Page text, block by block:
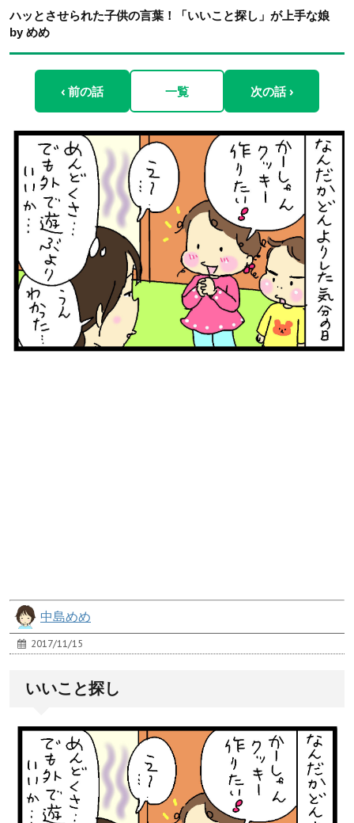
ハッとさせられた子供の言葉！「いいこと探し」が上手な娘
by めめ
‹ 前の話 一覧 次の話 ›
中島めめ
2017/11/15
いいこと探し